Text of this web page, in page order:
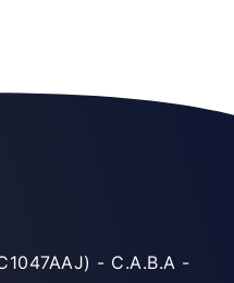
- C.A.B.A -